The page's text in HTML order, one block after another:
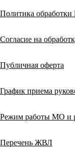
Политика
Согласие на
Публичная оферта
График приема
Режим работы МО и
Перечень ЖВЛ